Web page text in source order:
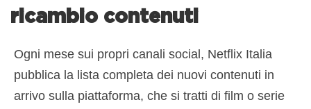
ricambio contenuti
Ogni mese sui propri canali social, Netflix Italia
pubblica la lista completa dei nuovi contenuti in
arrivo sulla piattaforma, che si tratti di film o serie